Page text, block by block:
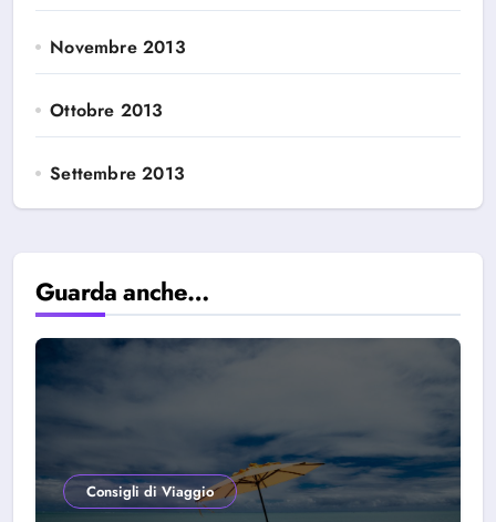
Novembre 2013
Ottobre 2013
Settembre 2013
Guarda anche…
Consigli di Viaggio